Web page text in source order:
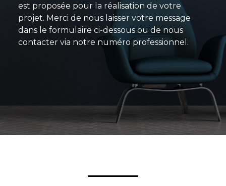
est proposée pour la réalisation de votre
projet. Merci de nous laisser votre message
dans le formulaire ci-dessous ou de nous
contacter via notre numéro professionnel.